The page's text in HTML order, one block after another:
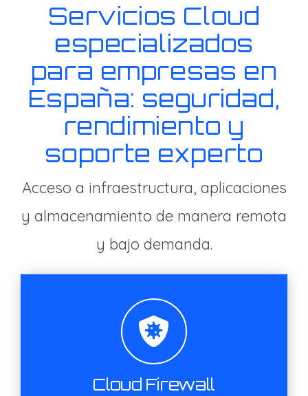
Servicios Cloud
especializados
para empresas en
España: seguridad,
rendimiento y
soporte experto
Acceso a infraestructura, aplicaciones
y almacenamiento de manera remota
y bajo demanda.
Cloud Firewall